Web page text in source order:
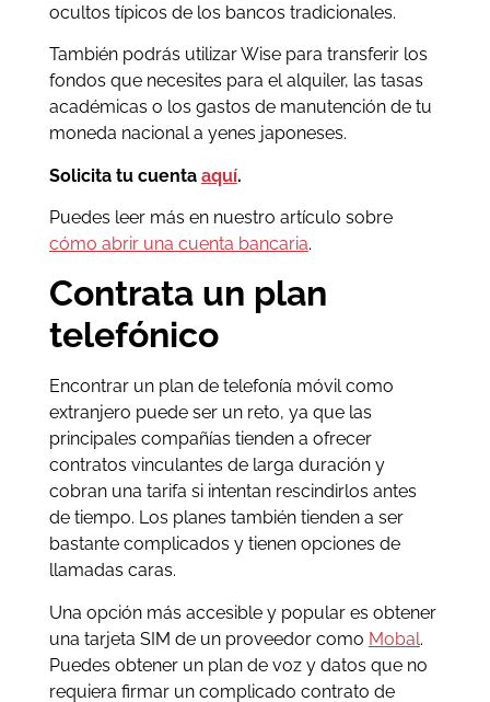
ocultos típicos de los bancos tradicionales.
También podrás utilizar Wise para transferir los
fondos que necesites para el alquiler, las tasas
académicas o los gastos de manutención de tu
moneda nacional a yenes japoneses.
Solicita tu cuenta aquí.
Puedes leer más en nuestro artículo sobre
cómo abrir una cuenta bancaria.
Contrata un plan
telefónico
Encontrar un plan de telefonía móvil como
extranjero puede ser un reto, ya que las
principales compañías tienden a ofrecer
contratos vinculantes de larga duración y
cobran una tarifa si intentan rescindirlos antes
de tiempo. Los planes también tienden a ser
bastante complicados y tienen opciones de
llamadas caras.
Una opción más accesible y popular es obtener
una tarjeta SIM de un proveedor como Mobal.
Puedes obtener un plan de voz y datos que no
requiera firmar un complicado contrato de